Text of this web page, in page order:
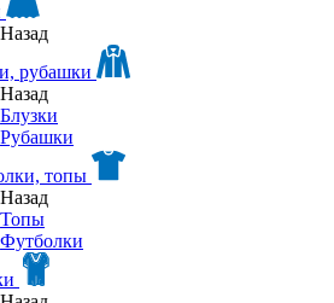
Назад
рубашки
Назад
Блузки
Рубашки
топы
Назад
Топы
Футболки